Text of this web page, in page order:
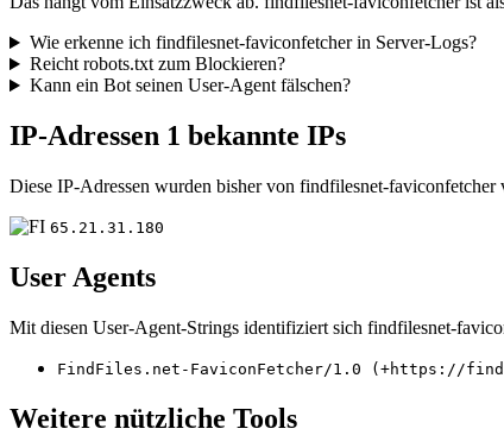
Wie erkenne ich findfilesnet-faviconfetcher in Server-Logs?
Reicht robots.txt zum Blockieren?
Kann ein Bot seinen User-Agent fälschen?
IP-Adressen 1 bekannte IPs
Diese IP-Adressen wurden bisher von findfilesnet-faviconfetcher
65.21.31.180
User Agents
Mit diesen User-Agent-Strings identifiziert sich findfilesnet-
FindFiles.net-FaviconFetcher/1.0 (+https://
Weitere nützliche Tools